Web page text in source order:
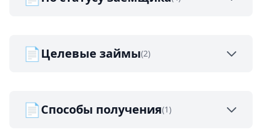
📄Целевые займы(2)
📄Способы получения(1)